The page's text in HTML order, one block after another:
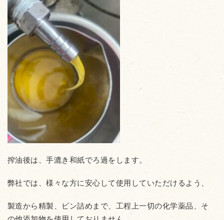
搾油後は、手漉き和紙でろ過をします。
弊社では、様々な方に安心して使用していただけるよう、
製造から精製、ビン詰めまで、工程上一切の化学薬品、そ